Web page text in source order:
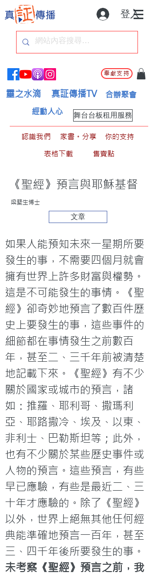
登入
奉獻支持
靈之水滴 真証傳播TV 合辦聚會
舞台台板租用服務
經動人心
認識我們 家書。分享
你的支持
表格下載
售賣點
《聖經》預言與耶穌基督
梁斐生博士
文章
如果人能預知未來一星期所要
發生的事，不需要四個月就會
擁有世界上許多財富與權勢。
這是不可能發生的事情。《聖
經》卻奇妙地預言了數百件歷
史上要發生的事，這些事件的
細節都在事情發生之前數百
年，甚至二、三千年前被清楚
地記載下來。《聖經》有不少
關於國家或城市的預言，諸
如：推羅、耶利哥、撒瑪利
亞、耶路撒冷、埃及、以東、
非利士、巴勒斯坦等；此外，
也有不少關於某些歷史事件或
人物的預言。這些預言，有些
早已應驗，有些是最近二、三
十年才應驗的。除了《聖經》
以外，世界上絕無其他任何經
典能準確地預言一百年，甚至
三、四千年後所要發生的事。
未考察《聖經》預言之前，我